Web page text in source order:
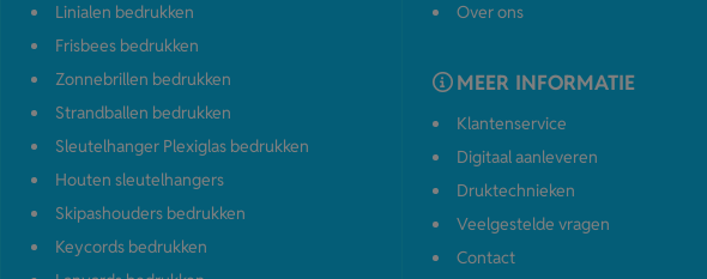
Linialen bedrukken
Frisbees bedrukken
Zonnebrillen bedrukken
Strandballen bedrukken
Sleutelhanger Plexiglas bedrukken
Houten sleutelhangers
Skipashouders bedrukken
Keycords bedrukken
Over ons
MEER INFORMATIE
Klantenservice
Digitaal aanleveren
Druktechnieken
Veelgestelde vragen
Contact